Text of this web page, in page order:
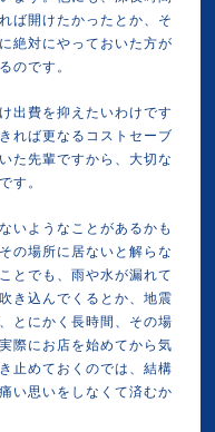
ば開けたかったとか、そ
絶対にやっておいた方が
のです。
出費を抑えたいわけです
れば更なるコストセーブ
た先輩ですから、大切な
す。
いようなことがあるかも
の場所に居ないと解らな
とでも、雨や水が漏れて
き込んでくるとか、地震
とにかく長時間、その場
際にお店を始めてから気
止めておくのでは、結構
い思いをしなくて済むか